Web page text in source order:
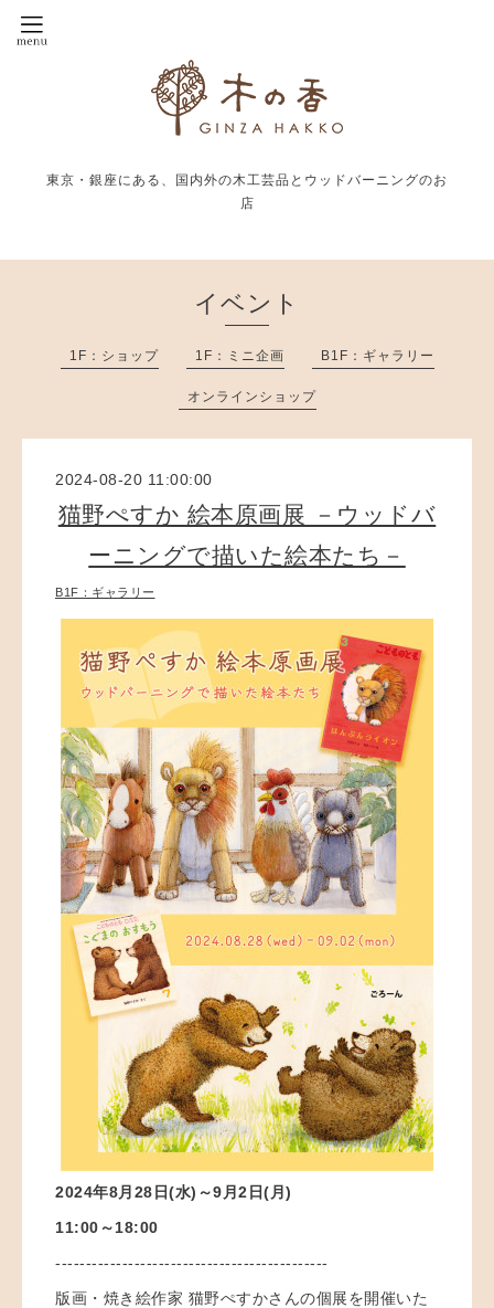
東京・銀座にある、国内外の木工芸品とウッドバーニングのお
店
イベント
1F：ショップ 1F：ミニ企画 B1F：ギャラリー
オンラインショップ
2024-08-20 11:00:00
猫野ぺすか 絵本原画展 －ウッドバ
ーニングで描いた絵本たち－
B1F：ギャラリー
2024年8月28日(水)～9月2日(月)
11:00～18:00
---------------------------------------------
版画・焼き絵作家 猫野ぺすかさんの個展を開催いた